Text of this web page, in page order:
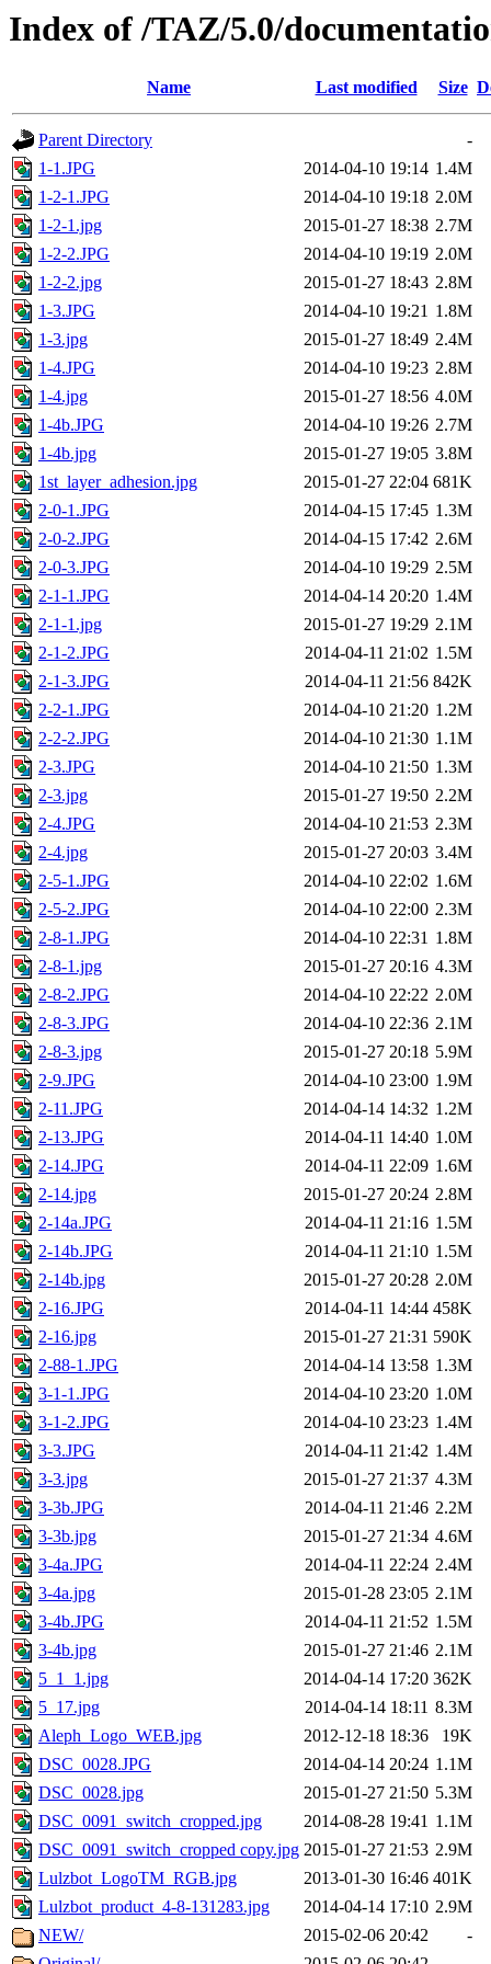
Index of /TAZ/5.0/
Name Last modified Size
Parent Directory
-
1-1.JPG
2014-04-10 19:14 1.4M
1-2-1.JPG
2014-04-10 19:18 2.0M
1-2-1.jpg
2015-01-27 18:38 2.7M
1-2-2.JPG
2014-04-10 19:19 2.0M
1-2-2.jpg
2015-01-27 18:43 2.8M
1-3.JPG
2014-04-10 19:21 1.8M
1-3.jpg
2015-01-27 18:49 2.4M
1-4.JPG
2014-04-10 19:23 2.8M
1-4.jpg
2015-01-27 18:56 4.0M
1-4b.JPG
2014-04-10 19:26 2.7M
1-4b.jpg
2015-01-27 19:05 3.8M
1st_layer_adhesion.jpg
2015-01-27 22:04 681K
2-0-1.JPG
2014-04-15 17:45 1.3M
2-0-2.JPG
2014-04-15 17:42 2.6M
2-0-3.JPG
2014-04-10 19:29 2.5M
2-1-1.JPG
2014-04-14 20:20 1.4M
2-1-1.jpg
2015-01-27 19:29 2.1M
2-1-2.JPG
2014-04-11 21:02 1.5M
2-1-3.JPG
2014-04-11 21:56 842K
2-2-1.JPG
2014-04-10 21:20 1.2M
2-2-2.JPG
2014-04-10 21:30 1.1M
2-3.JPG
2014-04-10 21:50 1.3M
2-3.jpg
2015-01-27 19:50 2.2M
2-4.JPG
2014-04-10 21:53 2.3M
2-4.jpg
2015-01-27 20:03 3.4M
2-5-1.JPG
2014-04-10 22:02 1.6M
2-5-2.JPG
2014-04-10 22:00 2.3M
2-8-1.JPG
2014-04-10 22:31 1.8M
2-8-1.jpg
2015-01-27 20:16 4.3M
2-8-2.JPG
2014-04-10 22:22 2.0M
2-8-3.JPG
2014-04-10 22:36 2.1M
2-8-3.jpg
2015-01-27 20:18 5.9M
2-9.JPG
2014-04-10 23:00 1.9M
2-11.JPG
2014-04-14 14:32 1.2M
2-13.JPG
2014-04-11 14:40 1.0M
2-14.JPG
2014-04-11 22:09 1.6M
2-14.jpg
2015-01-27 20:24 2.8M
2-14a.JPG
2014-04-11 21:16 1.5M
2-14b.JPG
2014-04-11 21:10 1.5M
2-14b.jpg
2015-01-27 20:28 2.0M
2-16.JPG
2014-04-11 14:44 458K
2-16.jpg
2015-01-27 21:31 590K
2-88-1.JPG
2014-04-14 13:58 1.3M
3-1-1.JPG
2014-04-10 23:20 1.0M
3-1-2.JPG
2014-04-10 23:23 1.4M
3-3.JPG
2014-04-11 21:42 1.4M
3-3.jpg
2015-01-27 21:37 4.3M
3-3b.JPG
2014-04-11 21:46 2.2M
3-3b.jpg
2015-01-27 21:34 4.6M
3-4a.JPG
2014-04-11 22:24 2.4M
3-4a.jpg
2015-01-28 23:05 2.1M
3-4b.JPG
2014-04-11 21:52 1.5M
3-4b.jpg
2015-01-27 21:46 2.1M
5_1_1.jpg
2014-04-14 17:20 362K
5_17.jpg
2014-04-14 18:11 8.3M
Aleph_Logo_WEB.jpg
2012-12-18 18:36
19K
DSC_0028.JPG
2014-04-14 20:24 1.1M
DSC_0028.jpg
2015-01-27 21:50 5.3M
DSC_0091_switch_cropped.jpg
2014-08-28 19:41 1.1M
DSC_0091_switch_cropped copy.jpg 2015-01-27 21:53 2.9M
Lulzbot_LogoTM_RGB.jpg
2013-01-30 16:46 401K
Lulzbot_product_4-8-131283.jpg
2014-04-14 17:10 2.9M
NEW/
2015-02-06 20:42
-